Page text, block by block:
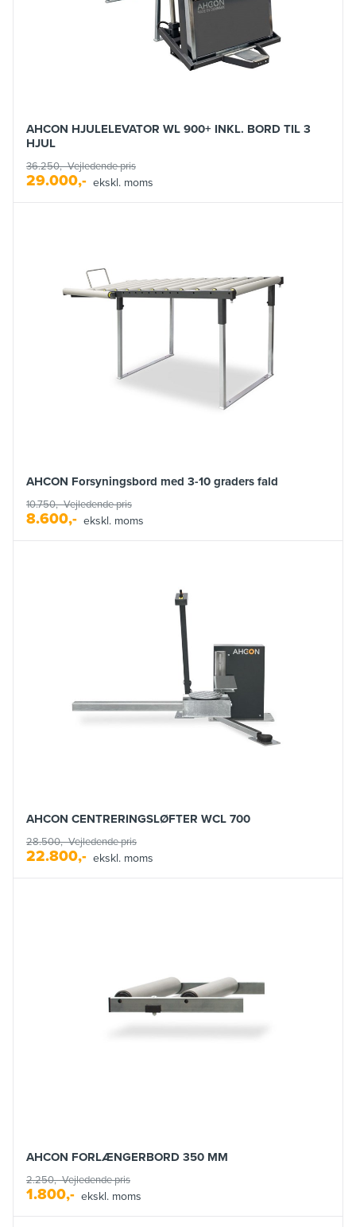
AHCON HJULELEVATOR WL 900+ INKL. BORD TIL 3
HJUL
36.250,-Vejledende pris
29.000,- ekskl. moms
AHCON Forsyningsbord med 3-10 graders fald
10.750,-Vejledende pris
8.600,- ekskl. moms
AHCON CENTRERINGSLØFTER WCL 700
28.500,-Vejledende pris
22.800,- ekskl. moms
AHCON FORLÆNGERBORD 350 MM
2.250,-Vejledende pris
1.800,- ekskl. moms